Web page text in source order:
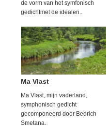
de vorm van het symfonisch
gedichtmet de idealen..
Ma Vlast
Ma Vlast, mijn vaderland,
symphonisch gedicht
gecomponeerd door Bedrich
Smetana.